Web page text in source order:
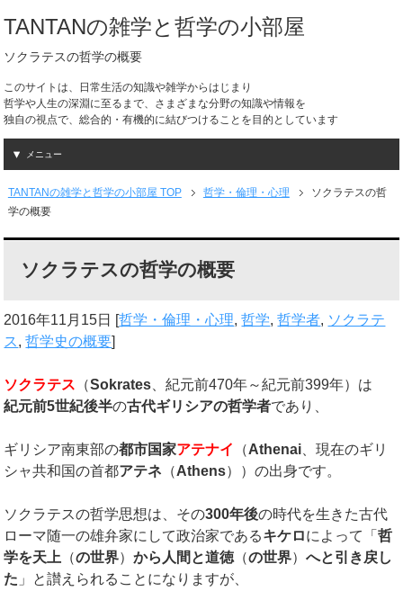
TANTANの雑学と哲学の小部屋
ソクラテスの哲学の概要
このサイトは、日常生活の知識や雑学からはじまり
哲学や人生の深淵に至るまで、さまざまな分野の知識や情報を
独自の視点で、総合的・有機的に結びつけることを目的としています
メニュー
TANTANの雑学と哲学の小部屋 TOP 哲学・倫理・心理
ソクラテスの哲
学の概要
ソクラテスの哲学の概要
2016年11月15日 [哲学・倫理・心理,哲学,哲学者, ソクラテ
ス,哲学史の概要]
ソクラテス （Sokrates 、紀元前470年～紀元前399年）は
紀元前5世紀後半の古代ギリシアの哲学者であり、
ギリシア南東部の都市国家アテナイ （Athenai 、現在のギリ
シャ共和国の首都アテネ （Athens））の出身です。
ソクラテスの哲学思想は、その300年後の時代を生きた古代
ローマ随一の雄弁家にして政治家であるキケロによって「哲
学を天上 （の世界）から人間と道徳（の世界）へと引き戻し
た 」と讃えられることになりますが、